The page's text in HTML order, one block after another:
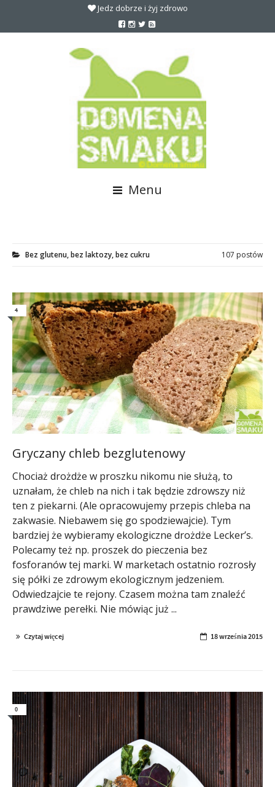
Jedz dobrze i żyj zdrowo
Menu
Bez glutenu, bez laktozy, bez cukru 107 postów
4
Gryczany chleb bezglutenowy
Chociaż drożdże w proszku nikomu nie służą, to
uznałam, że chleb na nich i tak będzie zdrowszy niż
ten z piekarni. (Ale opracowujemy przepis chleba na
zakwasie. Niebawem się go spodziewajcie). Tym
bardziej że wybieramy ekologiczne drożdże Lecker’s.
Polecamy też np. proszek do pieczenia bez
fosforanów tej marki. W marketach ostatnio rozrosły
się półki ze zdrowym ekologicznym jedzeniem.
Odwiedzajcie te rejony. Czasem można tam znaleźć
prawdziwe perełki. Nie mówiąc już ...
Czytaj więcej 18 września 2015
0